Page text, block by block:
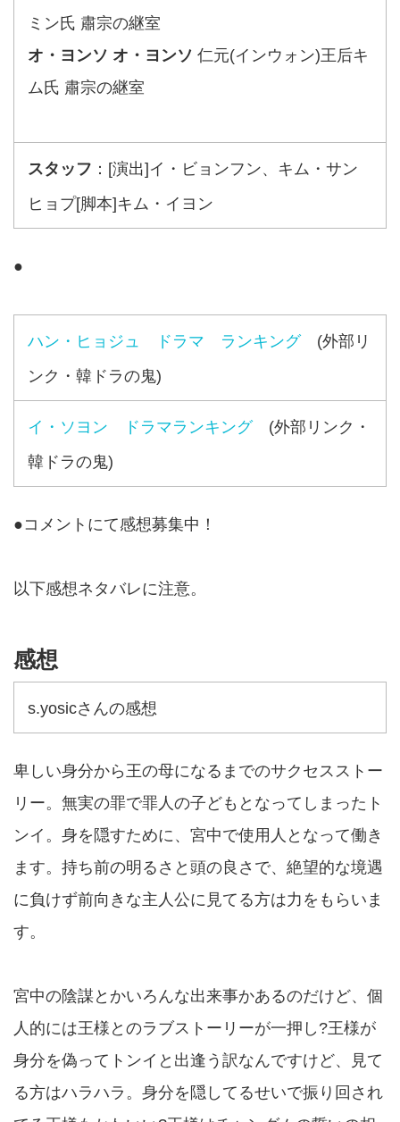
ミン氏 肅宗の継室
オ・ヨンソ オ・ヨンソ 仁元(インウォン)王后キ
ム氏 肅宗の継室
スタッフ ：[演出]イ・ビョンフン、キム・サン
ヒョプ[脚本]キム・イヨン
●
ハン・ヒョジュ ドラマ ランキング(外部リ
ンク・韓ドラの鬼)
イ・ソヨン ドラマランキング(外部リンク・
韓ドラの鬼)
●コメントにて感想募集中！
以下感想ネタバレに注意。
感想
s.yosicさんの感想
卑しい身分から王の母になるまでのサクセスストー
リー。無実の罪で罪人の子どもとなってしまったト
ンイ。身を隠すために、宮中で使用人となって働き
ます。持ち前の明るさと頭の良さで、絶望的な境遇
に負けず前向きな主人公に見てる方は力をもらいま
す。
宮中の陰謀とかいろんな出来事かあるのだけど、個
人的には王様とのラブストーリーが一押し?王様が
身分を偽ってトンイと出逢う訳なんですけど、見て
る方はハラハラ。身分を隠してるせいで振り回され